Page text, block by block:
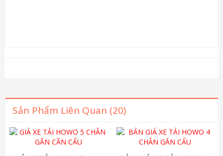
Sản Phẩm Liên Quan (20)